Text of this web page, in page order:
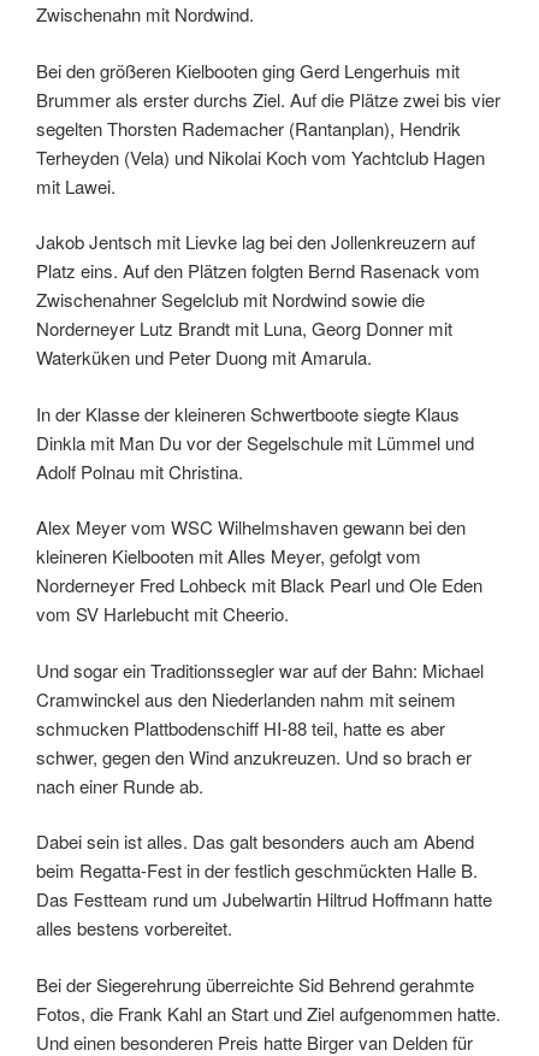
Zwischenahn mit Nordwind.
Bei den größeren Kielbooten ging Gerd Lengerhuis mit
Brummer als erster durchs Ziel. Auf die Plätze zwei bis vier
segelten Thorsten Rademacher (Rantanplan), Hendrik
Terheyden (Vela) und Nikolai Koch vom Yachtclub Hagen
mit Lawei.
Jakob Jentsch mit Lievke lag bei den Jollenkreuzern auf
Platz eins. Auf den Plätzen folgten Bernd Rasenack vom
Zwischenahner Segelclub mit Nordwind sowie die
Norderneyer Lutz Brandt mit Luna, Georg Donner mit
Waterküken und Peter Duong mit Amarula.
In der Klasse der kleineren Schwertboote siegte Klaus
Dinkla mit Man Du vor der Segelschule mit Lümmel und
Adolf Polnau mit Christina.
Alex Meyer vom WSC Wilhelmshaven gewann bei den
kleineren Kielbooten mit Alles Meyer, gefolgt vom
Norderneyer Fred Lohbeck mit Black Pearl und Ole Eden
vom SV Harlebucht mit Cheerio.
Und sogar ein Traditionssegler war auf der Bahn: Michael
Cramwinckel aus den Niederlanden nahm mit seinem
schmucken Plattbodenschiff HI-88 teil, hatte es aber
schwer, gegen den Wind anzukreuzen. Und so brach er
nach einer Runde ab.
Dabei sein ist alles. Das galt besonders auch am Abend
beim Regatta-Fest in der festlich geschmückten Halle B.
Das Festteam rund um Jubelwartin Hiltrud Hoffmann hatte
alles bestens vorbereitet.
Bei der Siegerehrung überreichte Sid Behrend gerahmte
Fotos, die Frank Kahl an Start und Ziel aufgenommen hatte.
Und einen besonderen Preis hatte Birger van Delden für